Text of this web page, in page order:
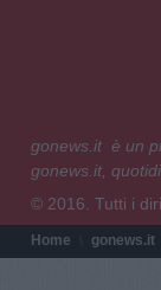
gonews.it è un
gonews.it,
© 2016. Tutti i
Home gonews.it